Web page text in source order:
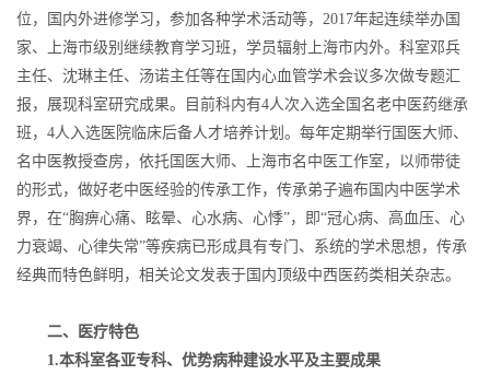
位，国内外进修学习，参加各种学术活动等，2017年起连续举办国
家、上海市级别继续教育学习班，学员辐射上海市内外。科室邓兵
主任、沈琳主任、汤诺主任等在国内心血管学术会议多次做专题汇
报，展现科室研究成果。目前科内有4人次入选全国名老中医药继承
班，4人入选医院临床后备人才培养计划。每年定期举行国医大师、
名中医教授查房，依托国医大师、上海市名中医工作室，以师带徒
的形式，做好老中医经验的传承工作，传承弟子遍布国内中医学术
界，在“胸痹心痛、眩晕、心水病、心悸”，即“冠心病、高血压、心
力衰竭、心律失常”等疾病已形成具有专门、系统的学术思想，传承
经典而特色鲜明，相关论文发表于国内顶级中西医药类相关杂志。
二、医疗特色
1.本科室各亚专科、优势病种建设水平及主要成果